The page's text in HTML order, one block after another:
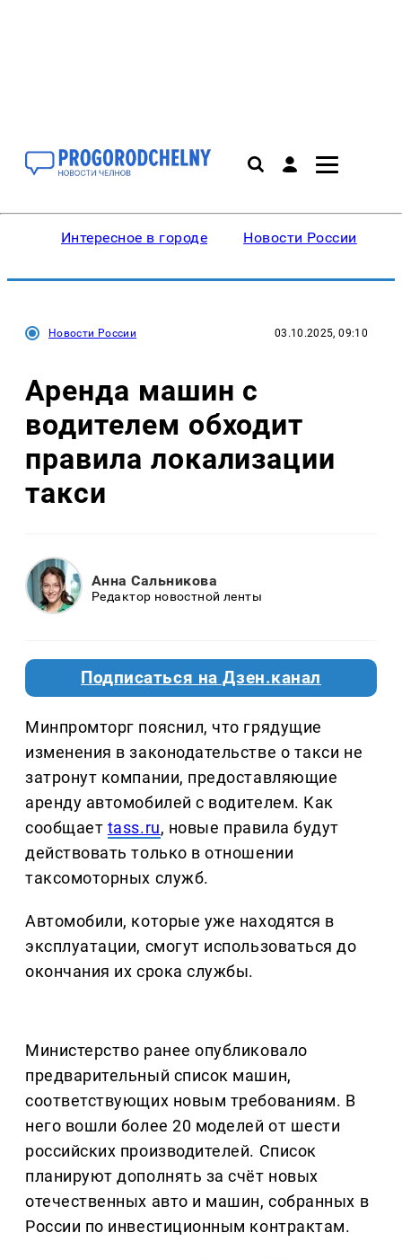
Интересное в городе Новости России
Новости России 03.10.2025, 09:10
Аренда машин с
водителем обходит
правила локализации
такси
Анна Сальникова
Редактор новостной ленты
Подписаться на Дзен.канал
Минпромторг пояснил, что грядущие
изменения в законодательстве о такси не
затронут компании, предоставляющие
аренду автомобилей с водителем. Как
сообщает tass.ru, новые правила будут
действовать только в отношении
таксомоторных служб.
Автомобили, которые уже находятся в
эксплуатации, смогут использоваться до
окончания их срока службы.
Министерство ранее опубликовало
предварительный список машин,
соответствующих новым требованиям. В
него вошли более 20 моделей от шести
российских производителей. Список
планируют дополнять за счёт новых
отечественных авто и машин, собранных в
России по инвестиционным контрактам.